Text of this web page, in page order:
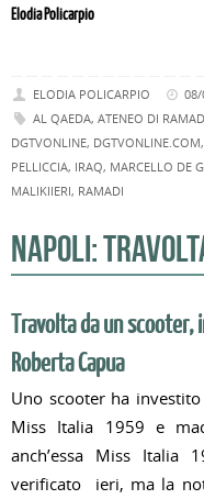
Elodia Policarpio
ELODIA POLICARPIO
AL QAEDA, ATENEO DI
DGTVONLINE, DGTVONLINE.COM,
PELLICCIA, IRAQ, MARCELLO DE
MALIKIIERI, RAMADI
NAPOLI:
Travolta da un
Roberta Capua
Uno scooter ha
Miss Italia 1959 e
anch’essa Miss Italia
verificato ieri, ma la